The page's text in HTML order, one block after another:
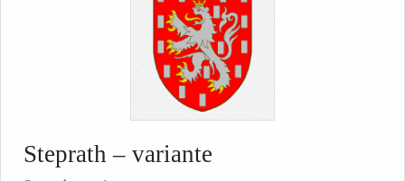
Steprath – variante